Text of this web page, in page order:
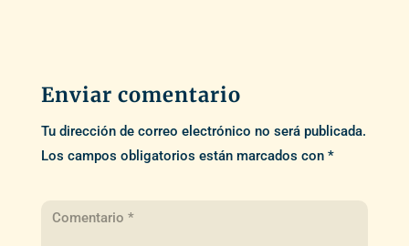
Enviar comentario
Tu dirección de correo electrónico no será publicada.
Los campos obligatorios están marcados con *